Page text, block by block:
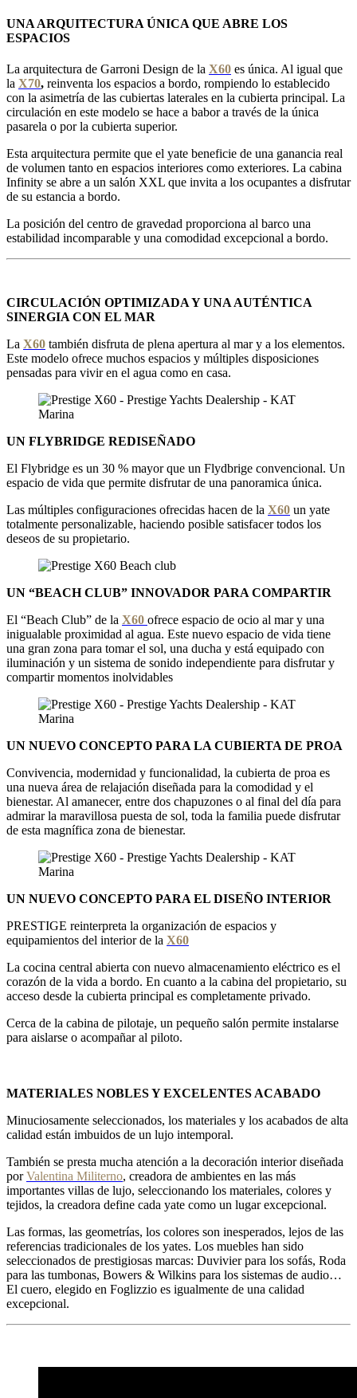
UNA ARQUITECTURA ÚNICA QUE ABRE LOS
ESPACIOS
La arquitectura de Garroni Design de la X60 es única. Al igual que
la X70, reinventa los espacios a bordo, rompiendo lo establecido
con la asimetría de las cubiertas laterales en la cubierta principal. La
circulación en este modelo se hace a babor a través de la única
pasarela o por la cubierta superior.
Esta arquitectura permite que el yate beneficie de una ganancia real
de volumen tanto en espacios interiores como exteriores. La cabina
Infinity se abre a un salón XXL que invita a los ocupantes a disfrutar
de su estancia a bordo.
La posición del centro de gravedad proporciona al barco una
estabilidad incomparable y una comodidad excepcional a bordo.
CIRCULACIÓN OPTIMIZADA Y UNA AUTÉNTICA
SINERGIA CON EL MAR
La X60 también disfruta de plena apertura al mar y a los elementos.
Este modelo ofrece muchos espacios y múltiples disposiciones
pensadas ​​para vivir en el agua como en casa.
UN FLYBRIDGE REDISEÑADO
El Flybridge es un 30 % mayor que un Flydbrige convencional. Un
espacio de vida que permite disfrutar de una panoramica única.
Las múltiples configuraciones ofrecidas hacen de la X60 un yate
totalmente personalizable, haciendo posible satisfacer todos los
deseos de su propietario.
UN “BEACH CLUB” INNOVADOR PARA COMPARTIR
El “Beach Club” de la X60 ofrece espacio de ocio al mar y una
inigualable proximidad al agua. Este nuevo espacio de vida tiene
una gran zona para tomar el sol, una ducha y está equipado con
iluminación y un sistema de sonido independiente para disfrutar y
compartir momentos inolvidables
UN NUEVO CONCEPTO PARA LA CUBIERTA DE PROA
Convivencia, modernidad y funcionalidad, la cubierta de proa es
una nueva área de relajación diseñada para la comodidad y el
bienestar. Al amanecer, entre dos chapuzones o al final del día para
admirar la maravillosa puesta de sol, toda la familia puede disfrutar
de esta magnífica zona de bienestar.
UN NUEVO CONCEPTO PARA EL DISEÑO INTERIOR
PRESTIGE reinterpreta la organización de espacios y
equipamientos del interior de la X60
La cocina central abierta con nuevo almacenamiento eléctrico es el
corazón de la vida a bordo. En cuanto a la cabina del propietario, su
acceso desde la cubierta principal es completamente privado.
Cerca de la cabina de pilotaje, un pequeño salón permite instalarse
para aislarse o acompañar al piloto.
MATERIALES NOBLES Y EXCELENTES ACABADO
Minuciosamente seleccionados, los materiales y los acabados de alta
calidad están imbuidos de un lujo intemporal.
También se presta mucha atención a la decoración interior diseñada
porValentina Militerno, creadora de ambientes en las más
importantes villas de lujo, seleccionando los materiales, colores y
tejidos, la creadora define cada yate como un lugar excepcional.
Las formas, las geometrías, los colores son inesperados, lejos de las
referencias tradicionales de los yates. Los muebles han sido
seleccionados de prestigiosas marcas: Duvivier para los sofás, Roda
para las tumbonas, Bowers & Wilkins para los sistemas de audio…
El cuero, elegido en Foglizzio es igualmente de una calidad
excepcional.